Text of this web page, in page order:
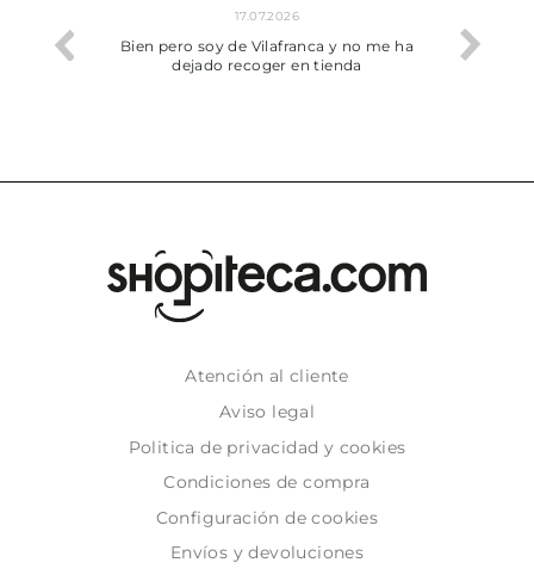
17.07.2026
Bien pero soy de Vilafranca y no me ha
dejado recoger en tienda
Atención al cliente
Aviso legal
Politica de privacidad y cookies
Condiciones de compra
Configuración de cookies
Envíos y devoluciones